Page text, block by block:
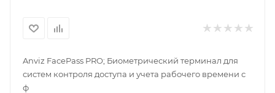
Anviz FacePass PRO; Биометрический терминал для
систем контроля доступа и учета рабочего времени с
ф